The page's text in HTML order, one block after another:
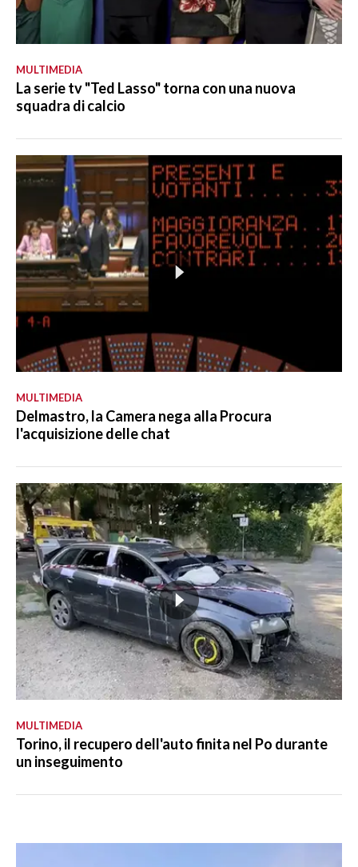
MULTIMEDIA
La serie tv "Ted Lasso" torna con una nuova
squadra di calcio
MULTIMEDIA
Delmastro, la Camera nega alla Procura
l'acquisizione delle chat
MULTIMEDIA
Torino, il recupero dell'auto finita nel Po durante
un inseguimento